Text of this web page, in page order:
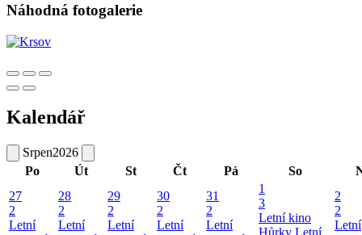
Náhodná fotogalerie
Kalendář
Srpen2026
Po
Út St Čt Pá So
27
2
Letní
28
2
Letní
29
2
Letní
30
2
Letní
31
2
Letní
1
3
Letní kino
2
2
Letní